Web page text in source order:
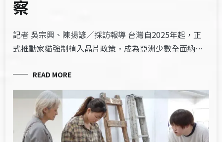
察
記者 吳宗興、陳揚諺／採訪報導 台灣自2025年起，正
式推動家貓強制植入晶片政策，成為亞洲少數全面納…
READ MORE